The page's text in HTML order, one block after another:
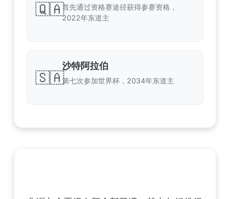
🇶🇦首先通过资格赛途径获得参赛资格，
2022年东道主
🇸🇦
沙特阿拉伯
第七次参加世界杯，2034年东道主